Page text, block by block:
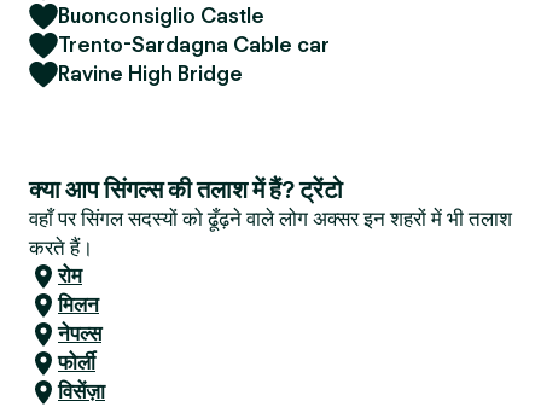
Buonconsiglio Castle
Trento-Sardagna Cable car
Ravine High Bridge
क्या आप सिंगल्स की तलाश में हैं? ट्रेंटो
वहाँ पर सिंगल सदस्यों को ढूँढ़ने वाले लोग अक्सर इन शहरों में भी तलाश
करते हैं।
रोम
मिलन
नेपल्स
फोर्ली
विसेंज़ा